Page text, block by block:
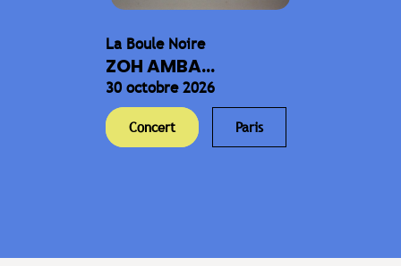
La Boule Noire
ZOH AMBA...
30 octobre 2026
Concert Paris